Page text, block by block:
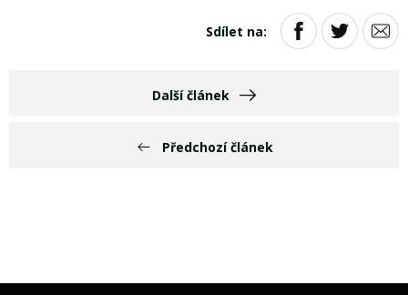
Předchozí článek
Sdílet na:
Další článek